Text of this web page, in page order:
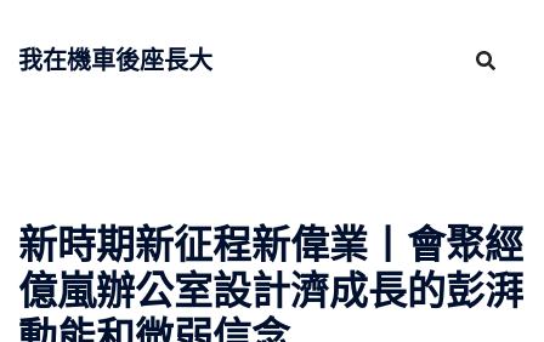
我在機車後座長大
新時期新征程新偉業丨會聚經
億嵐辦公室設計濟成長的彭湃